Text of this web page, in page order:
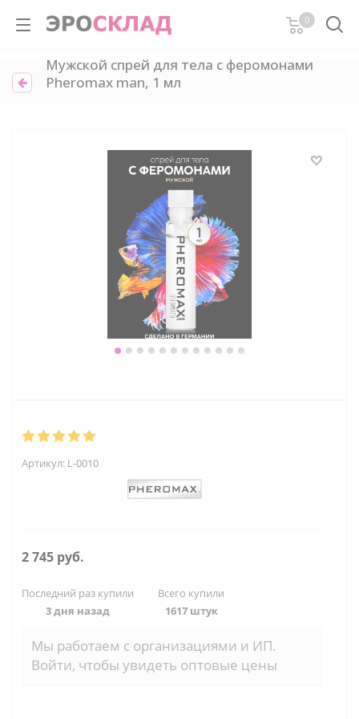
0
Мужской спрей для тела с феромонами
Pheromax man, 1 мл
Артикул: L-0010
2 745 руб.
Последний раз купили
3 дня назад
Всего купили
1617 штук
Мы работаем с организациями и ИП.
Войти, чтобы увидеть оптовые цены